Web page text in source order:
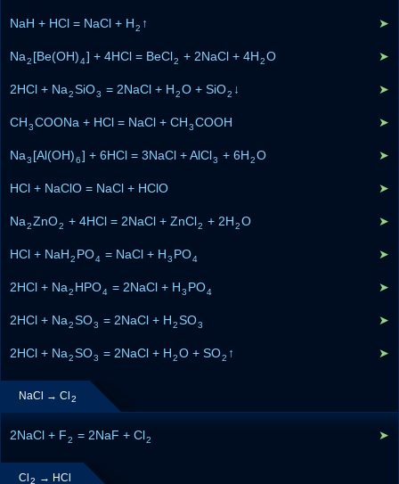
NaH + HCl = NaCl + H2 ↑ ➤
Na2 [Be(OH)4] + 4HCl = BeCl2 + 2NaCl + 4H2O ➤
2HCl + Na2SiO3 = 2NaCl + H2O + SiO2 ↓ ➤
CH3COONa + HCl = NaCl + CH3COOH ➤
Na3 [Al(OH)6] + 6HCl = 3NaCl + AlCl3 + 6H2O ➤
HCl + NaClO = NaCl + HClO ➤
Na2ZnO2 + 4HCl = 2NaCl + ZnCl2 + 2H2O ➤
HCl + NaH2 PO4 = NaCl + H3 PO4 ➤
2HCl + Na2 HPO4 = 2NaCl + H3 PO4 ➤
2HCl + Na2SO3 = 2NaCl + H2SO3 ➤
2HCl + Na2SO3 = 2NaCl + H2O + SO2 ↑ ➤
NaCl → Cl 2
2NaCl + F2 = 2NaF + Cl2 ➤
Cl 2 → HCl